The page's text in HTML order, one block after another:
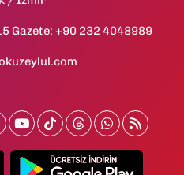
Gazete: +90 232 4048989